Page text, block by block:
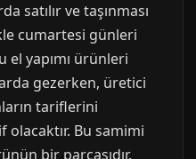
satılır ve taşınması
cumartesi günleri
el yapımı ürünleri
gezerken, üretici
tariflerini
olacaktır. Bu samimi
bir parçasıdır.